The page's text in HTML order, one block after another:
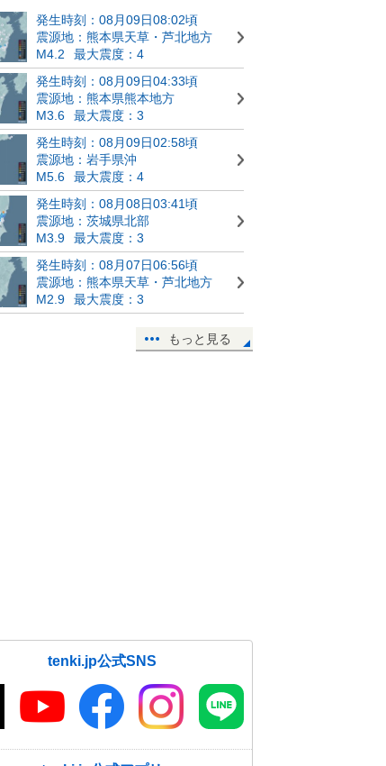
発生時刻：08月09日08:02頃
震源地：熊本県天草・芦北地方
M4.2
最大震度：4
発生時刻：08月09日04:33頃
震源地：熊本県熊本地方
M3.6
最大震度：3
発生時刻：08月09日02:58頃
震源地：岩手県沖
M5.6
最大震度：4
発生時刻：08月08日03:41頃
震源地：茨城県北部
M3.9
最大震度：3
発生時刻：08月07日06:56頃
震源地：熊本県天草・芦北地方
M2.9
最大震度：3
もっと見る
tenki.jp公式SNS